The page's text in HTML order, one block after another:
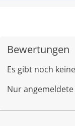
Bewertungen
Es gibt noch
Nur